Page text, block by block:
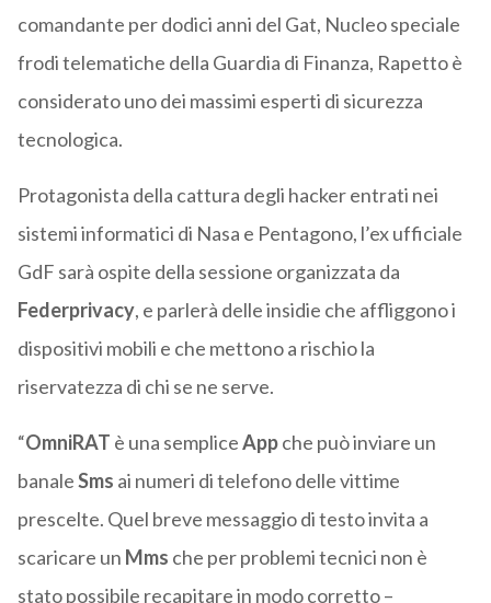
comandante per dodici anni del Gat, Nucleo speciale
frodi telematiche della Guardia di Finanza, Rapetto è
considerato uno dei massimi esperti di sicurezza
tecnologica.
Protagonista della cattura degli hacker entrati nei
sistemi informatici di Nasa e Pentagono, l’ex ufficiale
GdF sarà ospite della sessione organizzata da
Federprivacy, e parlerà delle insidie che affliggono i
dispositivi mobili e che mettono a rischio la
riservatezza di chi se ne serve.
“OmniRAT è una sempliceAppche può inviare un
banaleSms ai numeri di telefono delle vittime
prescelte. Quel breve messaggio di testo invita a
scaricare un Mms che per problemi tecnici non è
stato possibile recapitare in modo corretto –